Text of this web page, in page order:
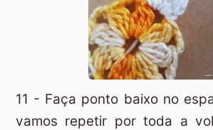
11 - Faça ponto baixo no
vamos repetir por toda a